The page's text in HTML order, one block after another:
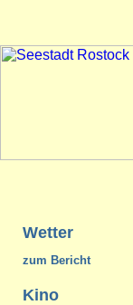
Wetter
zum Bericht
Kino